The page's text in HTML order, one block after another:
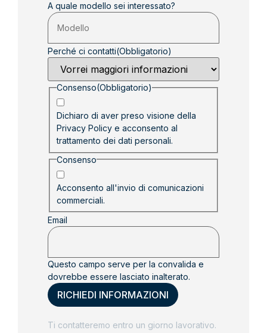
A quale modello sei interessato?
Perché ci contatti(Obbligatorio)
Consenso(Obbligatorio)
Dichiaro di aver preso visione della
Privacy Policye acconsento al
trattamento dei dati personali.
Consenso
Acconsento all'invio di comunicazioni
commerciali.
Email
Questo campo serve per la convalida e
dovrebbe essere lasciato inalterato.
Ti contatteremo entro un giorno lavorativo.